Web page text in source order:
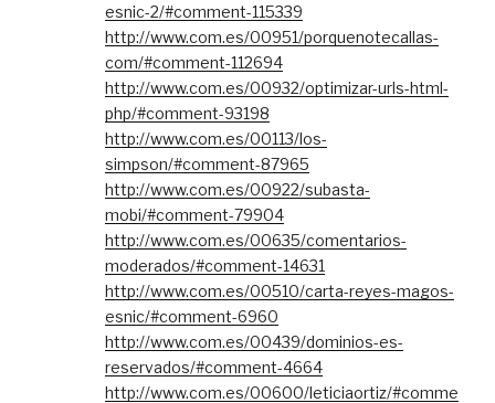
esnic-2/#comment-115339
http://www.com.es/00951/porquenotecallas-
com/#comment-112694
http://www.com.es/00932/optimizar-urls-html-
php/#comment-93198
http://www.com.es/00113/los-
simpson/#comment-87965
http://www.com.es/00922/subasta-
mobi/#comment-79904
http://www.com.es/00635/comentarios-
moderados/#comment-14631
http://www.com.es/00510/carta-reyes-magos-
esnic/#comment-6960
http://www.com.es/00439/dominios-es-
reservados/#comment-4664
http://www.com.es/00600/leticiaortiz/#comme